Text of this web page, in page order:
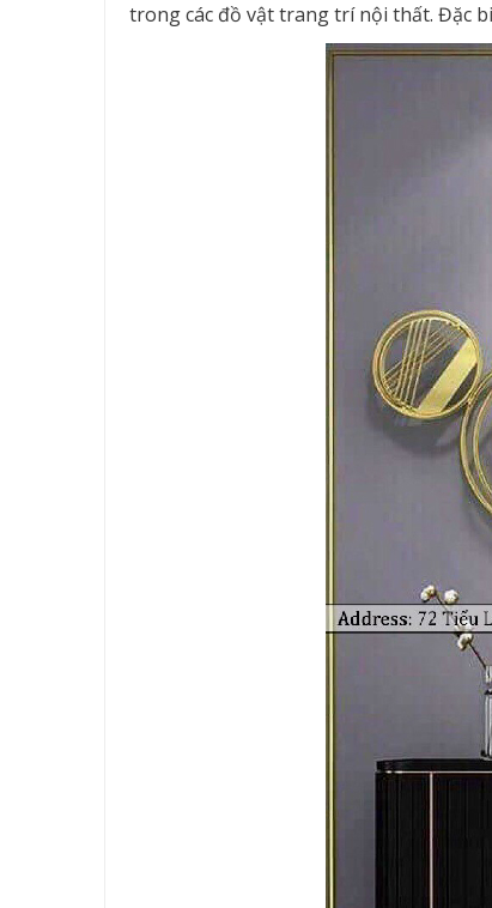
trong các đồ vật trang trí nội thất. Đặc